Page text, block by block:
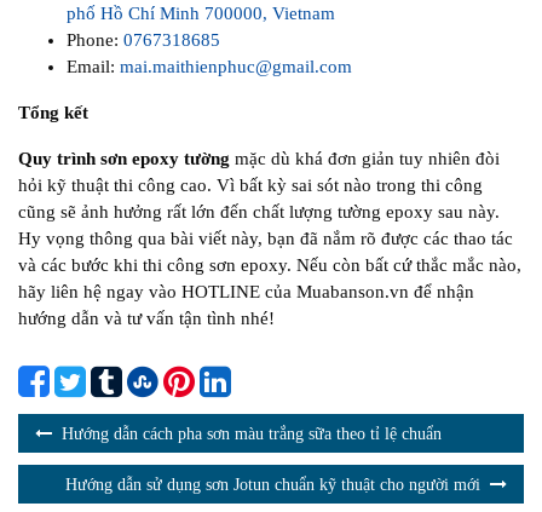
phố Hồ Chí Minh 700000, Vietnam
Phone: 0767318685
Email: mai.maithienphuc@gmail.com
Tổng kết
Quy trình sơn epoxy tường mặc dù khá đơn giản tuy nhiên đòi
hỏi kỹ thuật thi công cao. Vì bất kỳ sai sót nào trong thi công
cũng sẽ ảnh hưởng rất lớn đến chất lượng tường epoxy sau này.
Hy vọng thông qua bài viết này, bạn đã nắm rõ được các thao tác
và các bước khi thi công sơn epoxy. Nếu còn bất cứ thắc mắc nào,
hãy liên hệ ngay vào HOTLINE của Muabanson.vn để nhận
hướng dẫn và tư vấn tận tình nhé!
Hướng dẫn cách pha sơn màu trắng sữa theo tỉ lệ chuẩn
Hướng dẫn sử dụng sơn Jotun chuẩn kỹ thuật cho người mới